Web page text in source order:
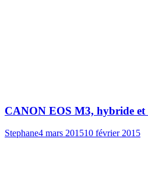
CANON EOS M3, hybride
Stephane4 mars 201510 février 2015